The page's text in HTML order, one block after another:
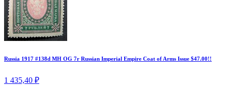
Russia 1917 #138d MH OG 7r Russian Imperial Empire Coat of Arms Issue $47.00!!
1 435,40 ₽